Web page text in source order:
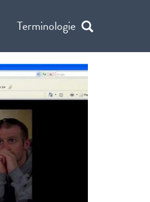
Terminologie